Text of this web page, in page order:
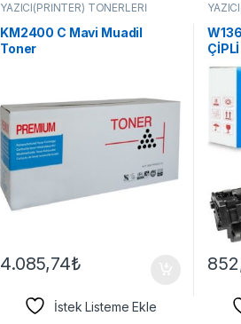
YAZICI(PRİNTER) TONERLERİ
KM2400 C Mavi Muadil
Toner
4.085,74₺
İstek Listeme Ekle
ÇİPLİ